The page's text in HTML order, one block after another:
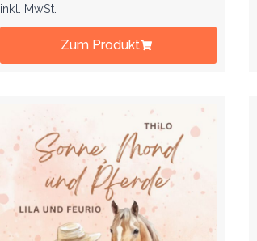
inkl. MwSt.
Zum Produkt